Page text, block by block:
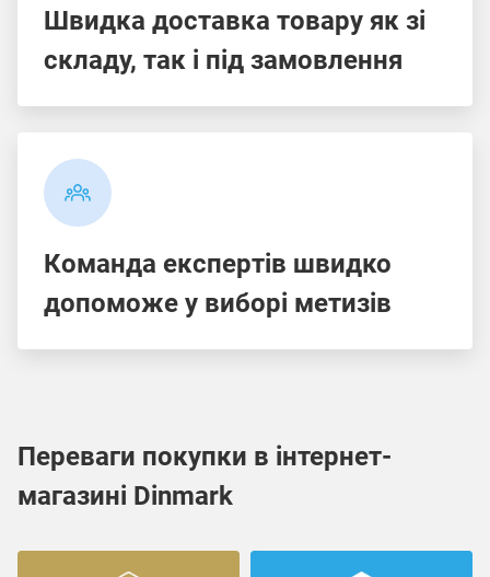
Швидка доставка товару як зі
складу, так і під замовлення
Команда експертів швидко
допоможе у виборі метизів
Переваги покупки в інтернет-
магазині Dinmark